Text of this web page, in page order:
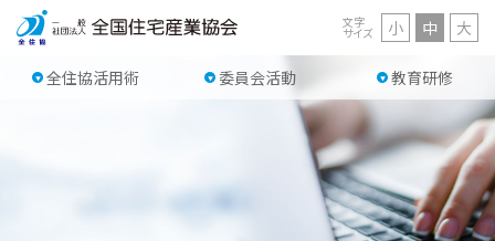
全住協活用術 委員会活動 教育研修
文字
サイズ 小 中 大